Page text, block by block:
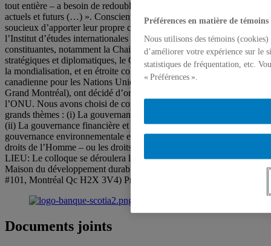
tout entière – a besoin de redoubler d’efforts pour répondre aux défis
actuels et futurs (…) ». Conscient de l’importance de l’événement et
soucieux d’apporter leur propre contribution à la réflexion en cours,
l’Institut d’études internationales de Montréal (IEIM-UQAM) et ses
constituantes, notamment la Chaire Raoul-Dandurand en études
stratégiques et diplomatiques, le Centre d’études sur l’intégration et
la mondialisation, et en étroite collaboration avec l’Association
canadienne pour les Nations Unies du Grand Montréal (ACNU-
Grand Montréal), ont décidé d’organiser un important colloque sur
l’ONU. Nous avons choisi de concentrer l’attention sur quatre
grands thèmes : (i) La gouvernance sécuritaire et la paix mondiale.
(ii) La gouvernance financière et l’aide au développement. (iii) La
gouvernance environnementale et changement climatique. (iv) Les
droits de l’Homme – ou les droits de la personne. QUAND ET
LIEU: Le colloque se déroulera les 21 et 22 octobre 2015 à la
Maison du développement durable (50, rue Sainte-Catherine ouest
#101, Montréal Qc H2X 3V4) Programme préliminaire :
Documents joints
Préférences en matière de témoins
Nous utilisons des témoins
d’améliorer votre expérience sur le
statistiques de fréquentation, etc.
« Préférences ».